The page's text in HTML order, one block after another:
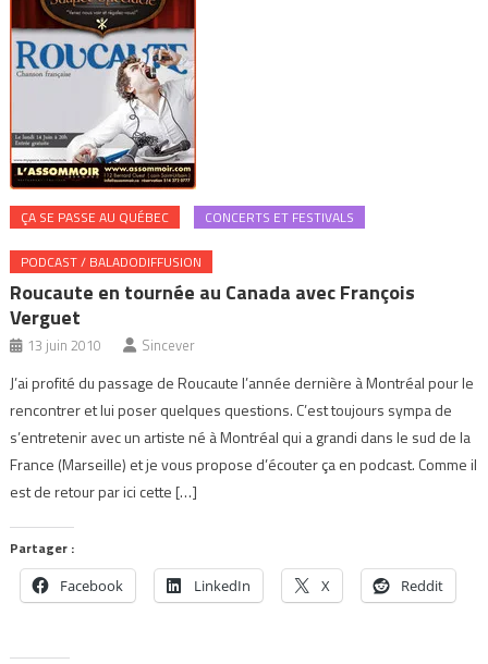
ÇA SE PASSE AU QUÉBEC CONCERTS ET FESTIVALS
PODCAST / BALADODIFFUSION
Roucaute en tournée au Canada avec François
Verguet
13 juin 2010 Sincever
J’ai profité du passage de Roucaute l’année dernière à Montréal pour le
rencontrer et lui poser quelques questions. C’est toujours sympa de
s’entretenir avec un artiste né à Montréal qui a grandi dans le sud de la
France (Marseille) et je vous propose d’écouter ça en podcast. Comme il
est de retour par ici cette […]
Partager :
Facebook LinkedIn X Reddit